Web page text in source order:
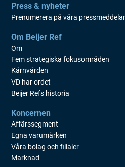
Press & nyheter
Prenumerera på våra
Om Beijer Ref
Om
Fem strategiska fokusområden
Kärnvärden
VD har ordet
Beijer Refs historia
Koncernen
Affärssegment
Egna varumärken
Våra bolag och filialer
Marknad